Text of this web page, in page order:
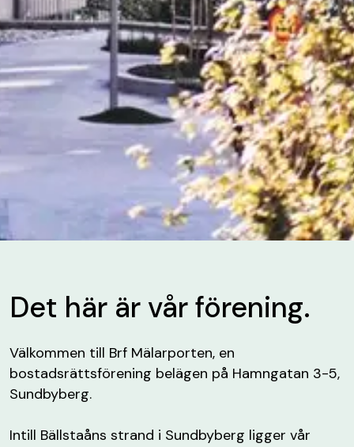
Det här är vår förening.
Välkommen till Brf Mälarporten, en
bostadsrättsförening belägen på Hamngatan 3-5,
Sundbyberg.
Intill Bällstaåns strand i Sundbyberg ligger vår